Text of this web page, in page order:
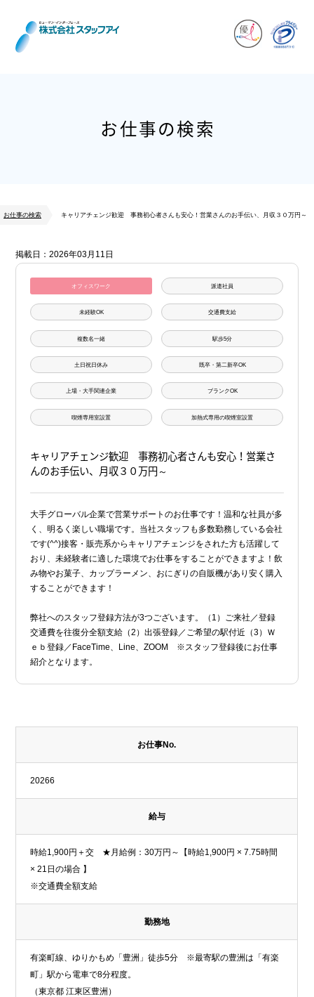
お仕事の検索
お仕事の検索 キャリアチェンジ歓迎 事務初心者さんも安心！営業さんのお手伝い、月収３０万円～
掲載日：2026年03月11日
オフィスワーク 派遣社員
未経験OK 交通費支給
複数名一緒 駅歩5分
土日祝日休み 既卒・第二新卒OK
上場・大手関連企業 ブランクOK
喫煙専用室設置 加熱式専用の喫煙室設置
キャリアチェンジ歓迎 事務初心者さんも安心！営業さ
んのお手伝い、月収３０万円～
大手グローバル企業で営業サポートのお仕事です！温和な社員が多
く、明るく楽しい職場です。当社スタッフも多数勤務している会社
です(^^)接客・販売系からキャリアチェンジをされた方も活躍して
おり、未経験者に適した環境でお仕事をすることができますよ！飲
み物やお菓子、カップラーメン、おにぎりの自販機があり安く購入
することができます！
弊社へのスタッフ登録方法が3つございます。（1）ご来社／登録
交通費を往復分全額支給（2）出張登録／ご希望の駅付近（3）Ｗ
ｅｂ登録／FaceTime、Line、ZOOM ※スタッフ登録後にお仕事
紹介となります。
お仕事No.
20266
給与
時給1,900円＋交 ★月給例：30万円～【時給1,900円 × 7.75時間
× 21日の場合 】
※交通費全額支給
勤務地
有楽町線、ゆりかもめ「豊洲」徒歩5分 ※最寄駅の豊洲は「有楽
町」駅から電車で8分程度。
（東京都 江東区豊洲）